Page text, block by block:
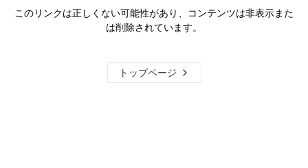
このリンクは正しくない可能性があり、コンテンツは非表示また
は削除されています。
トップページ